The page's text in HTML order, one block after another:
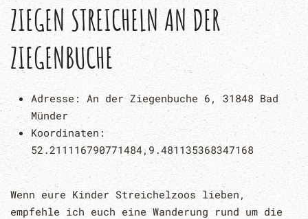
ZIEGEN STREICHELN AN DER
ZIEGENBUCHE
Adresse: An der Ziegenbuche 6, 31848 Bad
Münder
Koordinaten:
52.211116790771484,9.481135368347168
Wenn eure Kinder Streichelzoos lieben,
empfehle ich euch eine Wanderung rund um die